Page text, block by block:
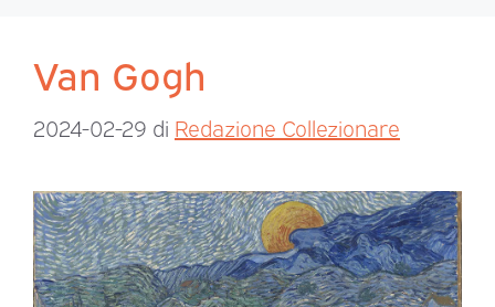
Van Gogh
2024-02-29 di Redazione Collezionare